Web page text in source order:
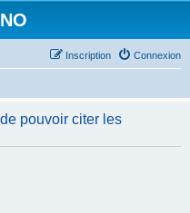
Connexion
Inscription
pouvoir citer les